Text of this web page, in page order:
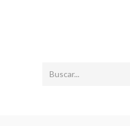
Buscar...